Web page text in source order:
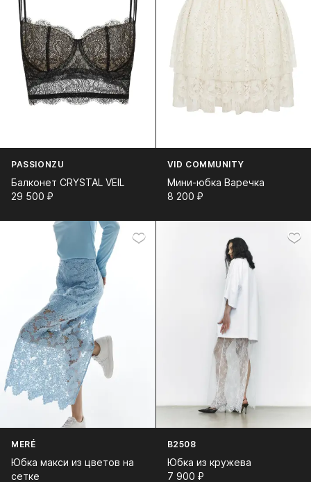
PASSIONZU
Балконет CRYSTAL VEIL
29 500⁠ ⁠₽
VID COMMUNITY
Мини-юбка Варечка
8 200⁠ ⁠₽
MERÉ
Юбка макси из цветов на
сетке
B2508
Юбка из кружева
7 900⁠ ⁠₽